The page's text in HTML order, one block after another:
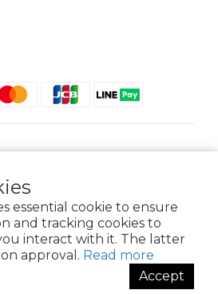
essential cookie to ensure
and tracking cookies to
interact with it. The latter
approval. Read more
Accept
Hrs 8:30 - 18:00｜新北市新莊區中正路
| 統編 : 28396448 (唯一統編無關係企業)